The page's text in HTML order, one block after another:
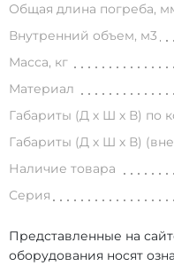
Общая длина погреба,
Внутренний объем, м3
Масса, кг
Материал
Габариты (Д х Ш х В) по
Габариты (Д х Ш х В)
Наличие товара
Серия
Представленные на
оборудования носят